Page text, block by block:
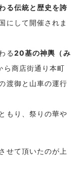
る伝統と歴史を誇
にして開催されま
る20基の神輿（み
ら商店街通り本町
渡御と山車の運行
もり、祭りの華や
せて頂いたのが上